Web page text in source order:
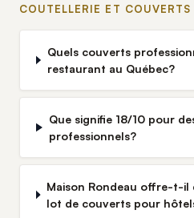
COUTELLERIE ET COUVERTS
Quels couverts
restaurant au Québec?
Que signifie 18/10 pour
professionnels?
Maison Rondeau offre-t-il
lot de couverts pour